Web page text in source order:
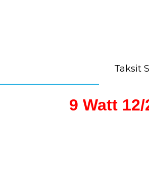
Taksit
9 Watt 12/